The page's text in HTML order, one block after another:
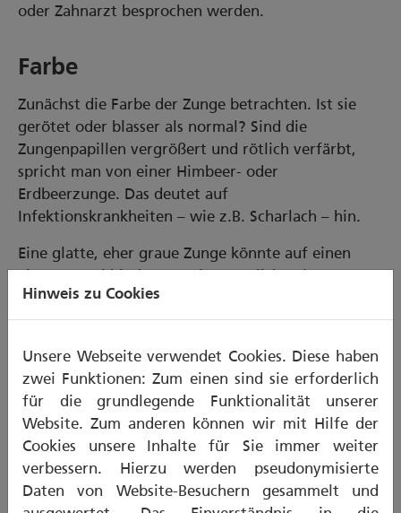
oder Zahnarzt besprochen werden.
Farbe
Zunächst die Farbe der Zunge betrachten. Ist sie
gerötet oder blasser als normal? Sind die
Zungenpapillen vergrößert und rötlich verfärbt,
spricht man von einer Himbeer- oder
Erdbeerzunge. Das deutet auf
Infektionskrankheiten – wie z.B. Scharlach – hin.
Eine glatte, eher graue Zunge könnte auf einen
Eisenmangel hindeuten, eine mögliche Blutarmut
oder auch auf Störungen der Verdauung.
gelblich oder gelbbraun, ist eventuell eine erkranke
Leber die Ursache. Eine Leberschwäche kann sich
auch in Form von geröteten Zungenrändern
äußern.
Form
Hinweis zu Cookies
Unsere Webseite verwendet Cookies. Diese haben
zwei Funktionen: Zum einen sind sie erforderlich
für die grundlegende Funktionalität unserer
Website. Zum anderen können wir mit Hilfe der
Cookies unsere Inhalte für Sie immer weiter
verbessern. Hierzu werden pseudonymisierte
Daten von Website-Besuchern gesammelt und